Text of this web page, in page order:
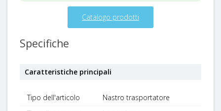
Catalogo prodotti
Specifiche
Caratteristiche principali
Tipo dell'articolo
Nastro trasportatore